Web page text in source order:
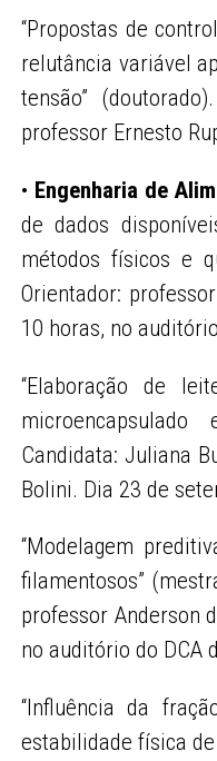
“Propostas de
relutância variável
tensão”
professor Ernesto
• Engenharia de
de dados
métodos físicos e
Orientador:
10 horas, no
“Elaboração de
Candidata: Juliana
Bolini. Dia 23 de
“Modelagem
filamentosos”
professor Anderson
no auditório do DCA
“Influência da
estabilidade física